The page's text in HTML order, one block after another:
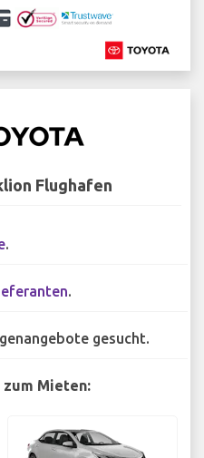
Flughafen
.
.
gesucht.
Mieten: